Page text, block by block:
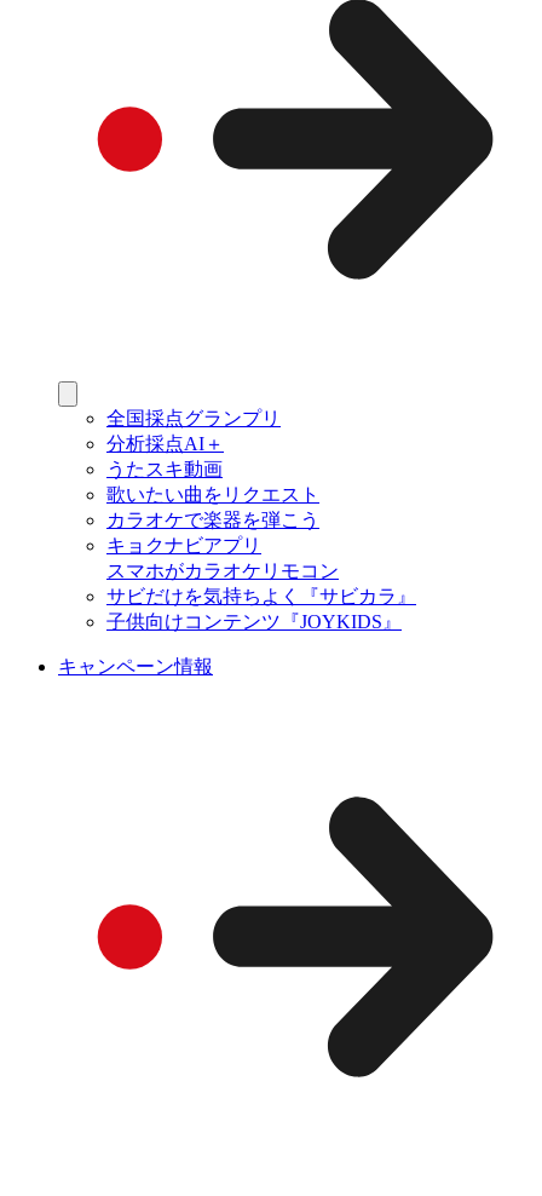
全国採点グランプリ
分析採点AI＋
うたスキ動画
歌いたい曲をリクエスト
カラオケで楽器を弾こう
キョクナビアプリ
スマホがカラオケリモコン
サビだけを気持ちよく『サビカラ』
子供向けコンテンツ『JOYKIDS』
キャンペーン情報